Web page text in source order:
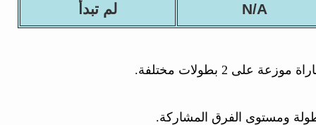
N/A لم تبدأ
ومستوى الفرق المشاركة.